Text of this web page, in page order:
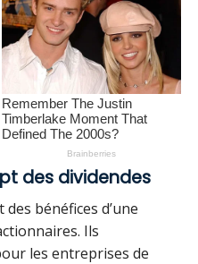
des dividendes
bénéfices d’une
Ils
les entreprises de